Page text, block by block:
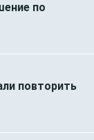
по
повторить